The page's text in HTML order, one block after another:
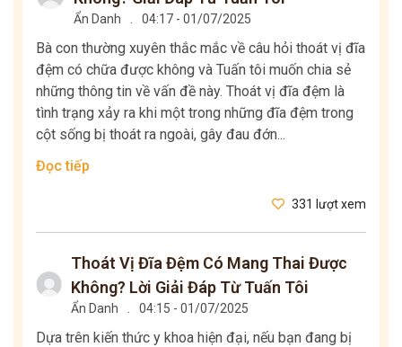
Ẩn Danh 04:17 - 01/07/2025
Bà con thường xuyên thắc mắc về câu hỏi thoát vị đĩa
đệm có chữa được không và Tuấn tôi muốn chia sẻ
những thông tin về vấn đề này. Thoát vị đĩa đệm là
tình trạng xảy ra khi một trong những đĩa đệm trong
cột sống bị thoát ra ngoài, gây đau đớn...
Đọc tiếp
331 lượt xem
Thoát Vị Đĩa Đệm Có Mang Thai Được
Không? Lời Giải Đáp Từ Tuấn Tôi
Ẩn Danh 04:15 - 01/07/2025
Dựa trên kiến thức y khoa hiện đại, nếu bạn đang bị